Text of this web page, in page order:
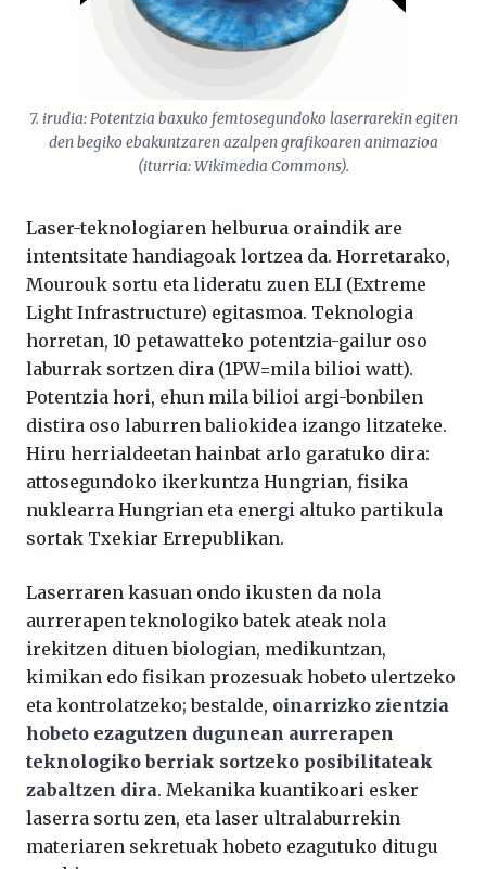
7. irudia: Potentzia baxuko femtosegundoko laserrarekin egiten
den begiko ebakuntzaren azalpen grafikoaren animazioa
(iturria: Wikimedia Commons).
Laser-teknologiaren helburua oraindik are
intentsitate handiagoak lortzea da. Horretarako,
Mourouk sortu eta lideratu zuen ELI (Extreme
Light Infrastructure) egitasmoa. Teknologia
horretan, 10 petawatteko potentzia-gailur oso
laburrak sortzen dira (1PW=mila bilioi watt).
Potentzia hori, ehun mila bilioi argi-bonbilen
distira oso laburren baliokidea izango litzateke.
Hiru herrialdeetan hainbat arlo garatuko dira:
attosegundoko ikerkuntza Hungrian, fisika
nuklearra Hungrian eta energi altuko partikula
sortak Txekiar Errepublikan.
Laserraren kasuan ondo ikusten da nola
aurrerapen teknologiko batek ateak nola
irekitzen dituen biologian, medikuntzan,
kimikan edo fisikan prozesuak hobeto ulertzeko
eta kontrolatzeko; bestalde, oinarrizko zientzia
hobeto ezagutzen dugunean aurrerapen
teknologiko berriak sortzeko posibilitateak
zabaltzen dira. Mekanika kuantikoari esker
laserra sortu zen, eta laser ultralaburrekin
materiaren sekretuak hobeto ezagutuko ditugu